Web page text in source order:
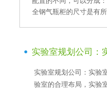
全钢气瓶柜的尺寸是有所区
实验室规划公司
实验室规划公司：实
验室的合理布局，实验